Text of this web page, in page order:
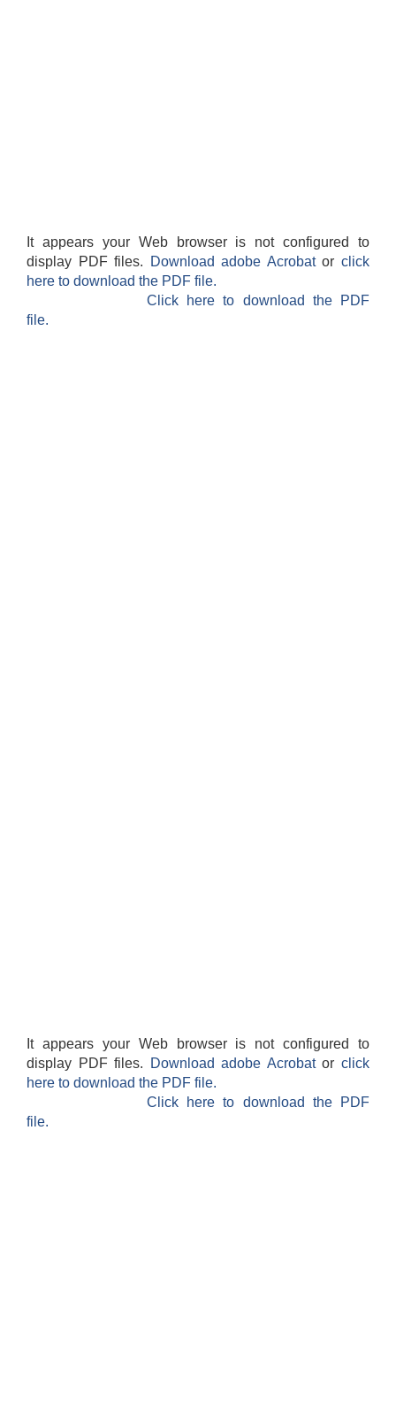
It appears your Web browser is not configured to
display PDF files.
Download adobe Acrobatorclick
here to download the PDF file.
Click here to download the PDF
file.
It appears your Web browser is not configured to
display PDF files.
Download adobe Acrobatorclick
here to download the PDF file.
Click here to download the PDF
file.